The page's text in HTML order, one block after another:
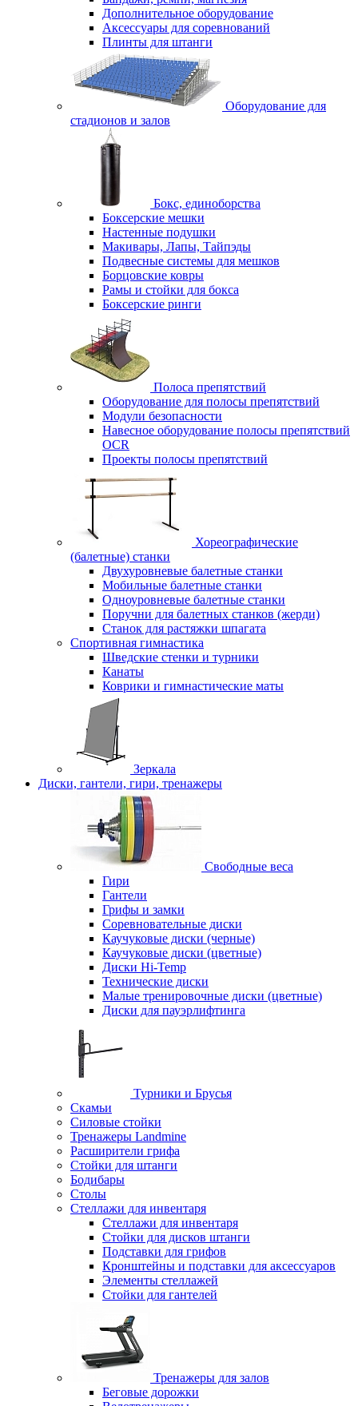
Дополнительное оборудование
Аксессуары для соревнований
Плинты для штанги
Оборудование для
стадионов и залов
Бокс, единоборства
Боксерские мешки
Настенные подушки
Макивары, Лапы, Тайпэды
Подвесные системы для мешков
Борцовские ковры
Рамы и стойки для бокса
Боксерские ринги
Полоса препятствий
Оборудование для полосы препятствий
Модули безопасности
Навесное оборудование полосы препятствий
OCR
Проекты полосы препятствий
Хореографические
(балетные) станки
Двухуровневые балетные станки
Мобильные балетные станки
Одноуровневые балетные станки
Поручни для балетных станков (жерди)
Станок для растяжки шпагата
Спортивная гимнастика
Шведские стенки и турники
Канаты
Коврики и гимнастические маты
Зеркала
Диски, гантели, гири, тренажеры
Свободные веса
Гири
Гантели
Грифы и замки
Соревновательные диски
Каучуковые диски (черные)
Каучуковые диски (цветные)
Диски Hi-Temp
Технические диски
Малые тренировочные диски (цветные)
Диски для пауэрлифтинга
Турники и Брусья
Скамьи
Силовые стойки
Тренажеры Landmine
Расширители грифа
Стойки для штанги
Бодибары
Столы
Стеллажи для инвентаря
Стеллажи для инвентаря
Стойки для дисков штанги
Подставки для грифов
Кронштейны и подставки для аксессуаров
Элементы стеллажей
Стойки для гантелей
Тренажеры для залов
Беговые дорожки